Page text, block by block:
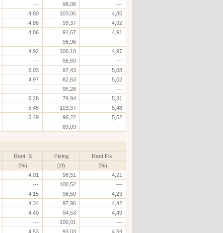
--- 98,06
---
4,80 103,06
4,85
4,88 99,37
4,92
4,86 91,67
4,91
--- 96,96
---
4,92 100,10
4,97
--- 96,69
---
5,03 97,43
5,08
4,97 82,63
5,02
--- 95,28
---
5,28 79,94
5,31
5,45 103,37
5,48
5,49 96,22
5,52
--- 89,09 ---
Rent. S Fixing
Rent.Fix.
(%) (zł)
(%)
4,01 98,51
4,21
--- 100,52
---
4,15 96,50
4,23
4,34 97,96
4,42
4,40 94,53
4,49
--- 100,01
---
4,53 93,03
4,59